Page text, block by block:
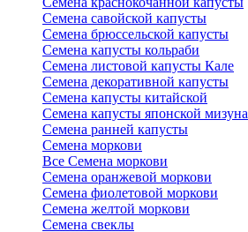
Семена савойской капусты
Семена брюссельской капусты
Семена капусты кольраби
Семена листовой капусты Кале
Семена декоративной капусты
Семена капусты китайской
Семена капусты японской мизуна
Семена ранней капусты
Семена моркови
Все Семена моркови
Семена оранжевой моркови
Семена фиолетовой моркови
Семена желтой моркови
Семена свеклы